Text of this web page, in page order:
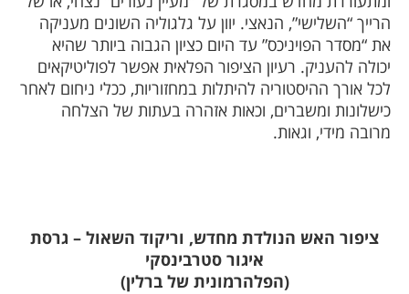
הרייך “השלישי”, הנאצי. יוון על גלגוליה השונים מעניקה
את “מסדר הפויניכס” עד היום כציון הגבוה ביותר שהיא
יכולה להעניק. רעיון הציפור הפלאית אפשר לפוליטיקאים
לכל אורך ההיסטוריה להיתלות במחזוריות, ככלי ניחום לאחר
כישלונות ומשברים, וכאות אזהרה בעתות של הצלחה
מרובה מידי, וגאות.
ציפור האש הנולדת מחדש, וריקוד השאול – גרסת
איגור סטרבינסקי
(הפלהרמונית של ברלין)